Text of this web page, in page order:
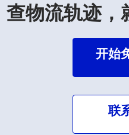
查物流轨迹
开始
联